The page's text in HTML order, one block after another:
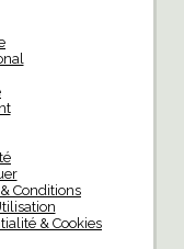
Conditions
& Cookies